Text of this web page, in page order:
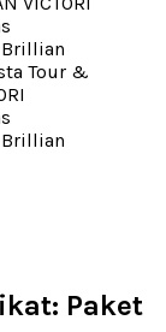
Tour &
Paket